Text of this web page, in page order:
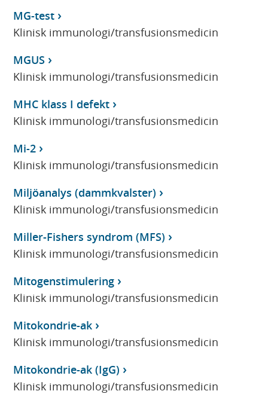
MG-test
Klinisk immunologi/transfusionsmedicin
MGUS
Klinisk immunologi/transfusionsmedicin
MHC klass I defekt
Klinisk immunologi/transfusionsmedicin
Mi-2
Klinisk immunologi/transfusionsmedicin
Miljöanalys (dammkvalster)
Klinisk immunologi/transfusionsmedicin
Miller-Fishers syndrom (MFS)
Klinisk immunologi/transfusionsmedicin
Mitogenstimulering
Klinisk immunologi/transfusionsmedicin
Mitokondrie-ak
Klinisk immunologi/transfusionsmedicin
Mitokondrie-ak (IgG)
Klinisk immunologi/transfusionsmedicin